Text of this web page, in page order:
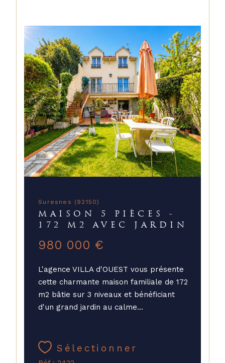
Suresnes (92150)
MAISON 5 PIÈCES -
172 M2 AVEC JARDIN
980 000 €
L'agence VILLA d'OUEST vous présente
cette charmante maison familiale de 172
m2 bâtie sur 3 niveaux et bénéficiant
d'un grand jardin au calme...
Sélectionner